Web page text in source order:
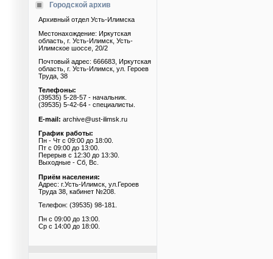
Городской архив
Архивный отдел Усть-Илимска
Местонахождение: Иркутская
область, г. Усть-Илимск, Усть-
Илимское шоссе, 20/2
Почтовый адрес: 666683, Иркутская
область, г. Усть-Илимск, ул. Героев
Труда, 38
Телефоны:
(39535) 5-28-57 - начальник.
(39535) 5-42-64 - специалисты.
E-mail: archive@ust-ilimsk.ru
График работы:
Пн - Чт с 09:00 до 18:00.
Пт с 09:00 до 13:00.
Перерыв с 12:30 до 13:30.
Выходные - Сб, Вс.
Приём населения:
Адрес: г.Усть-Илимск, ул.Героев
Труда 38, кабинет №208.
Телефон: (39535) 98-181.
Пн с 09:00 до 13:00.
Ср с 14:00 до 18:00.